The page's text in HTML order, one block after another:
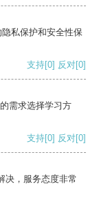
私保护和安全性保
支持[0] 反对[0]
需求选择学习方
支持[0] 反对[0]
决，服务态度非常